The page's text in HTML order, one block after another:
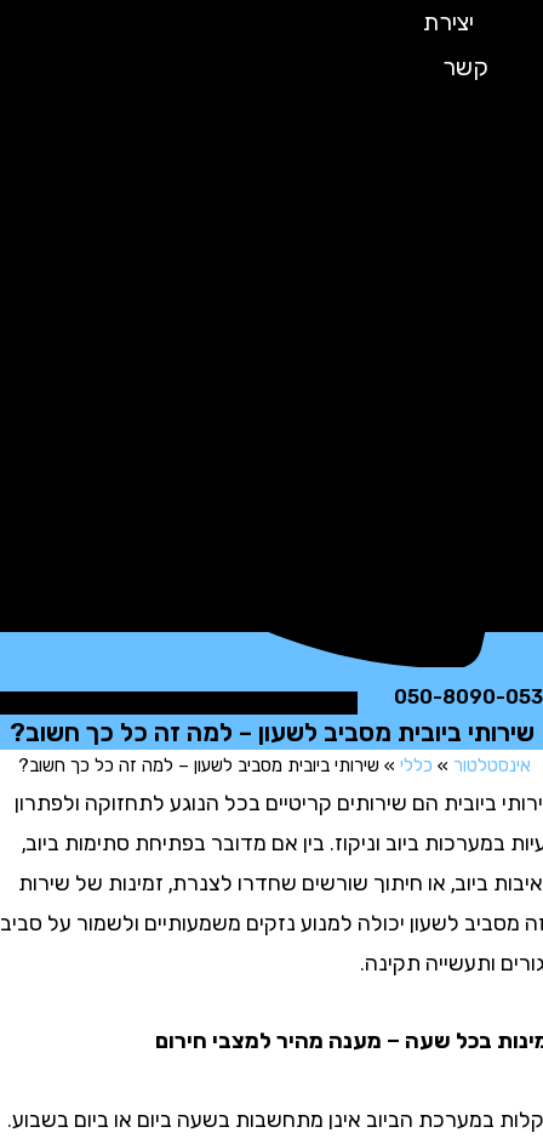
יצירת
קשר
050-
ביובית מסביב לשעון – למה זה כל כך חשוב?
»כללי»שירותי ביובית מסביב לשעון – למה זה כל כך חשוב?
ביובית הם שירותים קריטיים בכל הנוגע לתחזוקה ולפתרון
ביוב וניקוז. בין אם מדובר בפתיחת סתימות ביוב,
ביוב, או חיתוך שורשים שחדרו לצנרת, זמינות של שירות
לשעון יכולה למנוע נזקים משמעותיים ולשמור על סביבת
ותעשייה תקינה.
בכל שעה – מענה מהיר למצבי חירום
הביוב אינן מתחשבות בשעה ביום או ביום בשבוע.